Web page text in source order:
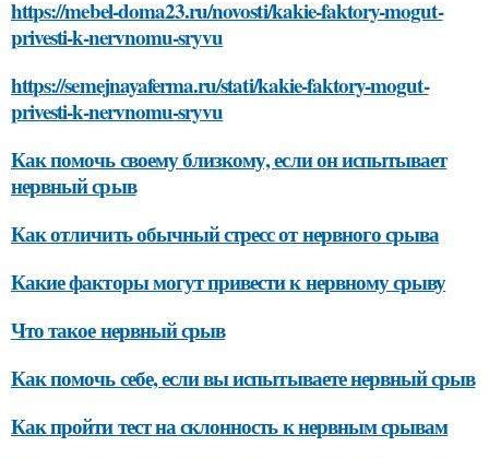
https://mebel-doma23.ru/novosti/kakie-faktory-mogut-
privesti-k-nervnomu-sryvu
https://semejnayaferma.ru/stati/kakie-faktory-mogut-
privesti-k-nervnomu-sryvu
Как помочь своему близкому, если он испытывает
нервный срыв
Как отличить обычный стресс от нервного срыва
Какие факторы могут привести к нервному срыву
Что такое нервный срыв
Как помочь себе, если вы испытываете нервный срыв
Как пройти тест на склонность к нервным срывам